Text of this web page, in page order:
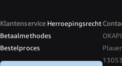
Klantenservice Herroepingsrecht
Betaalmethodes
Bestelproces